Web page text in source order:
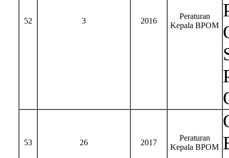
52 3 2016
Peraturan
Kepala BPOM
53 26 2017
Peraturan
Kepala BPOM